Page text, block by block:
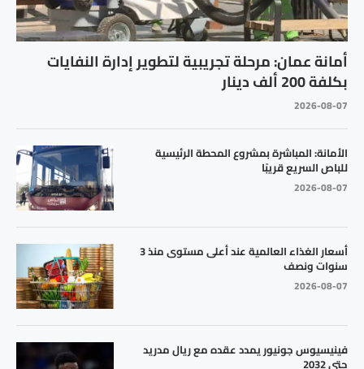
أمانة عمان: مرحلة تجريبية لتطوير إدارة النفايات
بكلفة 200 ألف دينار
2026-08-07
الأمانة: المباشرة بمشروع المحطة الرئيسية
للباص السريع قريبًا
2026-08-07
أسعار الغذاء العالمية عند أعلى مستوى منذ 3
سنوات ونصف
2026-08-07
فينيسيوس جونيور يمدد عقده مع ريال مدريد
حتى 2032